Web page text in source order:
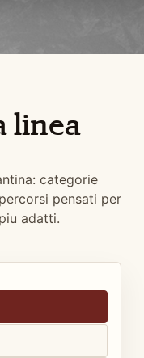
linea
categorie
pensati per
adatti.